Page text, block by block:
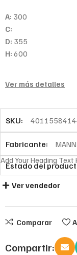
A: 300
C:
D: 355
H: 600
Ver más detalles
SKU:
Fabricante: MANN
Estado del
Add Your Heading Text
Ver vendedor
Comparar
Compartir: